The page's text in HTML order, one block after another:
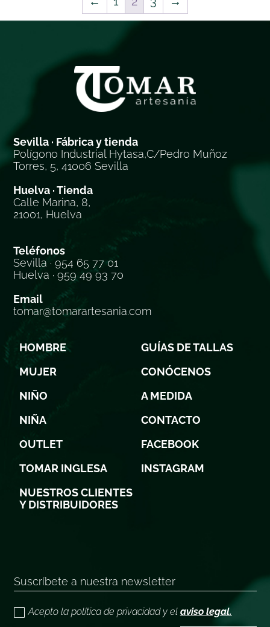
Sevilla · Fábrica y tienda
Polígono Industrial Hytasa,C/Pedro Muñoz
Torres, 5, 41006 Sevilla
Huelva · Tienda
Calle Marina, 8,
21001, Huelva
Teléfonos
Sevilla · 954 65 77 01
Huelva · 959 49 93 70
Email
tomar@tomarartesania.com
HOMBRE
MUJER
NIÑO
NIÑA
OUTLET
TOMAR INGLESA
NUESTROS CLIENTES
Y DISTRIBUIDORES
GUÍAS DE TALLAS
CONÓCENOS
A MEDIDA
CONTACTO
FACEBOOK
INSTAGRAM
Acepto la política de privacidad y el aviso legal.